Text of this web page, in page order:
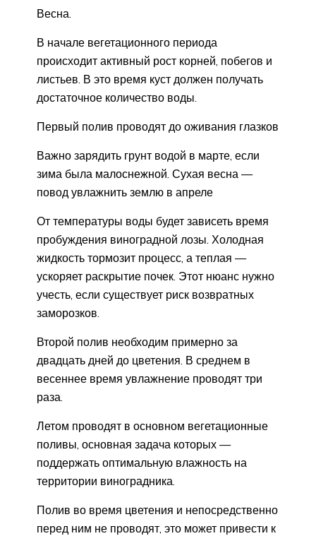
Весна.
В начале вегетационного периода
происходит активный рост корней, побегов и
листьев. В это время куст должен получать
достаточное количество воды.
Первый полив проводят до оживания глазков
Важно зарядить грунт водой в марте, если
зима была малоснежной. Сухая весна —
повод увлажнить землю в апреле
От температуры воды будет зависеть время
пробуждения виноградной лозы. Холодная
жидкость тормозит процесс, а теплая —
ускоряет раскрытие почек. Этот нюанс нужно
учесть, если существует риск возвратных
заморозков.
Второй полив необходим примерно за
двадцать дней до цветения. В среднем в
весеннее время увлажнение проводят три
раза.
Летом проводят в основном вегетационные
поливы, основная задача которых —
поддержать оптимальную влажность на
территории виноградника.
Полив во время цветения и непосредственно
перед ним не проводят, это может привести к